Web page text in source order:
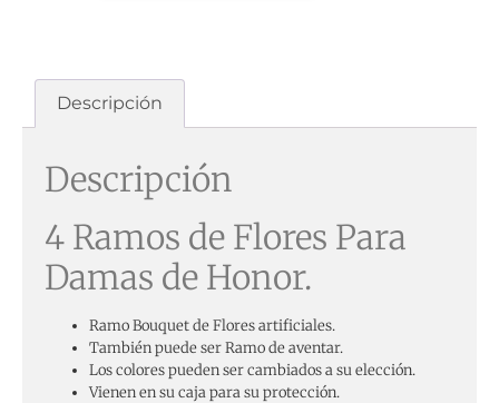
Descripción
Descripción
4 Ramos de Flores Para
Damas de Honor.
Ramo Bouquet de Flores artificiales.
También puede ser Ramo de aventar.
Los colores pueden ser cambiados a su elección.
Vienen en su caja para su protección.